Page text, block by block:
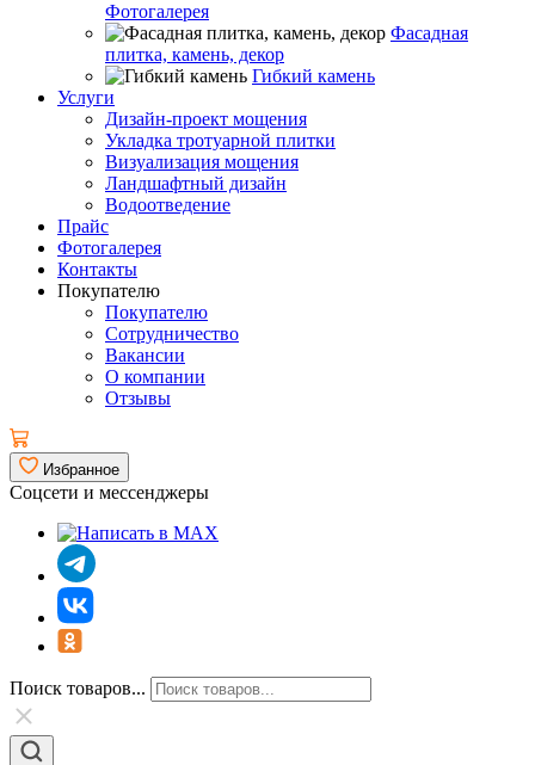
Фотогалерея
Фасадная
плитка, камень, декор
Гибкий камень
Услуги
Дизайн-проект мощения
Укладка тротуарной плитки
Визуализация мощения
Ландшафтный дизайн
Водоотведение
Прайс
Фотогалерея
Контакты
Покупателю
Покупателю
Сотрудничество
Вакансии
О компании
Отзывы
Избранное
Соцсети и мессенджеры
Поиск товаров...